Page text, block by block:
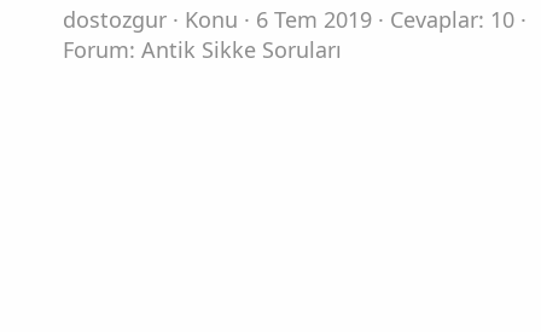
dostozgur
Konu 6 Tem 2019
Cevaplar: 10
Forum: Antik Sikke Soruları